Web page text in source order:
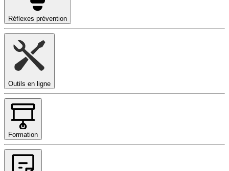
Réflexes prévention
Outils en ligne
Formation